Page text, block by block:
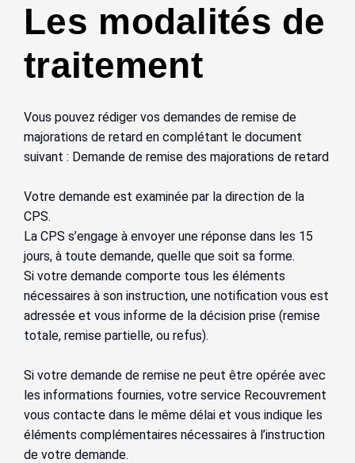
Les modalités de
traitement
Vous pouvez rédiger vos demandes de remise de
majorations de retard en complétant le document
suivant : Demande de remise des majorations de retard
Votre demande est examinée par la direction de la
CPS.
La CPS s’engage à envoyer une réponse dans les 15
jours, à toute demande, quelle que soit sa forme.
Si votre demande comporte tous les éléments
nécessaires à son instruction, une notification vous est
adressée et vous informe de la décision prise (remise
totale, remise partielle, ou refus).
Si votre demande de remise ne peut être opérée avec
les informations fournies, votre service Recouvrement
vous contacte dans le même délai et vous indique les
éléments complémentaires nécessaires à l’instruction
de votre demande.